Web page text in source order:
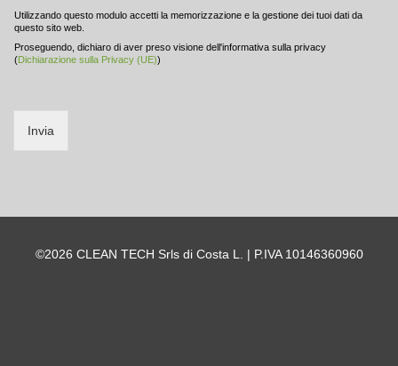
Utilizzando questo modulo accetti la memorizzazione e la gestione dei tuoi dati da
questo sito web.
Proseguendo, dichiaro di aver preso visione dell'informativa sulla privacy
(Dichiarazione sulla Privacy (UE))
Invia
©2026 CLEAN TECH Srls di Costa L. | P.IVA 10146360960